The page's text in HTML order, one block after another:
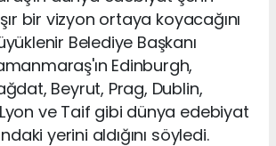
bir vizyon ortaya koyacağını
Belediye Başkanı
Edinburgh,
Beyrut, Prag, Dublin,
ve Taif gibi dünya edebiyat
yerini aldığını söyledi.